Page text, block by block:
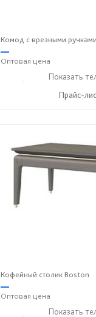
Комод с врезными
—
Оптовая цена
+7 (928) 229-52-42
Показать
Прайс-
Кофейный столик Boston
—
Оптовая цена
+7 (928) 229-52-42
Показать